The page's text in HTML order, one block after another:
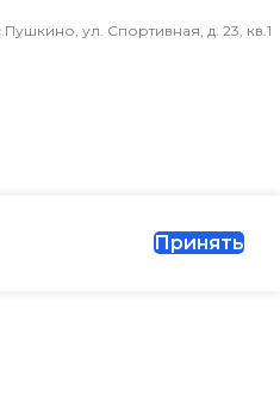
ул. Спортивная, д. 23, кв.1
Принять